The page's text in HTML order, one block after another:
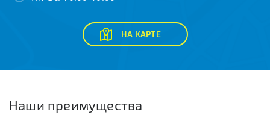
НА КАРТЕ
Наши преимущества